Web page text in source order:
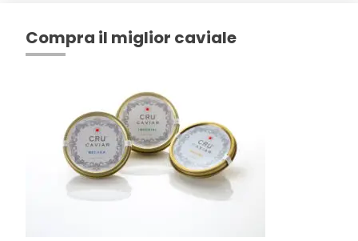
Compra il miglior caviale